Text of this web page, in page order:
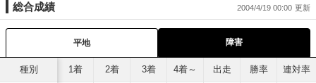
総合成績 2004/4/19 00:00
平地 障害
種別 1着 2着 3着 4着～ 出走 勝率 連対率